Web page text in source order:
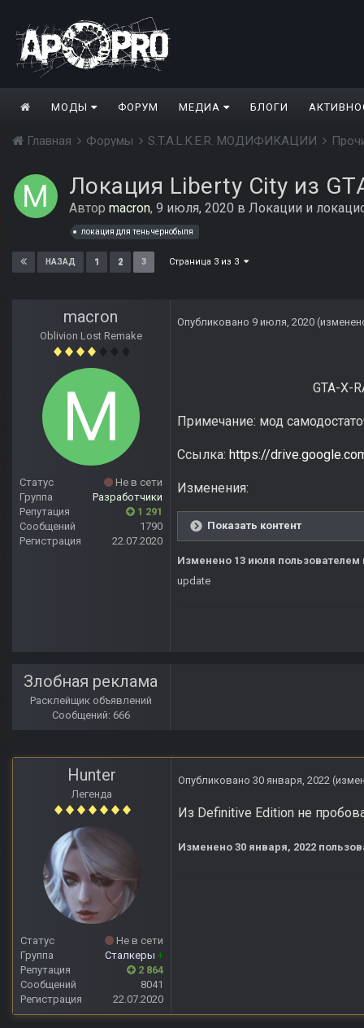
МОДЫ ФОРУМ МЕДИА БЛОГИ
Главная Форумы S.T.A.L.K.E.R. МОДИФИКАЦИИ
Локация Liberty City из
Автор macron, 9 июля, 2020 в Локации и
локация для тень чернобыля
НАЗАД 1 2 3 Страница 3 из 3
macron
Oblivion Lost Remake
Статус
Не в сети
Группа
Разработчики
Репутация
1 291
Сообщений
1790
Регистрация
22.07.2020
Опубликовано 9 июля, 2020
GTA-X-
Примечание: мод
Ссылка: https://
Изменения:
Показать контент
Изменено 13 июля
update
Злобная реклама
Расклейщик объявлений
Сообщений: 666
Hunter
Легенда
Статус
Не в сети
Группа
Сталкеры +
Репутация
2 864
Сообщений
8041
Регистрация
22.07.2020
Опубликовано 30 января, 2022
Из Definitive Edition не
Изменено 30 января, 2022